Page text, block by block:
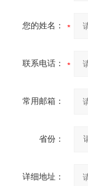
您的姓名：
联系电话：
常用邮箱：
省份：
详细地址：